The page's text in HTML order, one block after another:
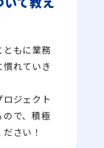
もに業務
れていき
ジェクト
で、積極
さい！